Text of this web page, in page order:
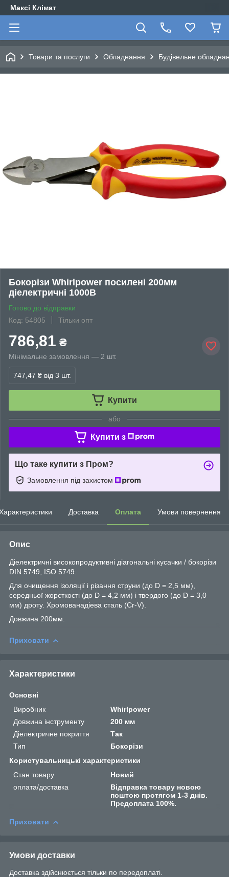
Максі Клімат
Товари та послуги Обладнання Будівельне
Бокорізи Whirlpower посилені 200мм
діелектричні 1000В
Готово до відправки
Код: 54805
Тільки опт
786,81 ₴
Мінімальне замовлення — 2 шт.
747,47 ₴ від 3 шт.
Купити
або
Купити з
Що таке купити з Пром?
Замовлення під захистом
Доставка Оплата Умови повернення
Опис
Діелектричні високопродуктивні діагональні кусачки / бокорізи
DIN 5749, ISO 5749.
Для очищення ізоляції і різання струни (до D = 2,5 мм),
середньої жорсткості (до D = 4,2 мм) і твердого (до D = 3,0
мм) дроту. Хромованадіева сталь (Cr-V).
Довжина 200мм.
Приховати
Характеристики
Основні
Виробник
Whirlpower
Довжина інструменту
200 мм
Діелектричне покриття
Так
Тип
Бокорізи
Користувальницькі характеристики
Стан товару
Новий
оплата/доставка
Відправка товару новою
поштою протягом 1-3 днів.
Предоплата 100%.
Приховати
Умови доставки
Доставка здійснюється тільки по передоплаті.